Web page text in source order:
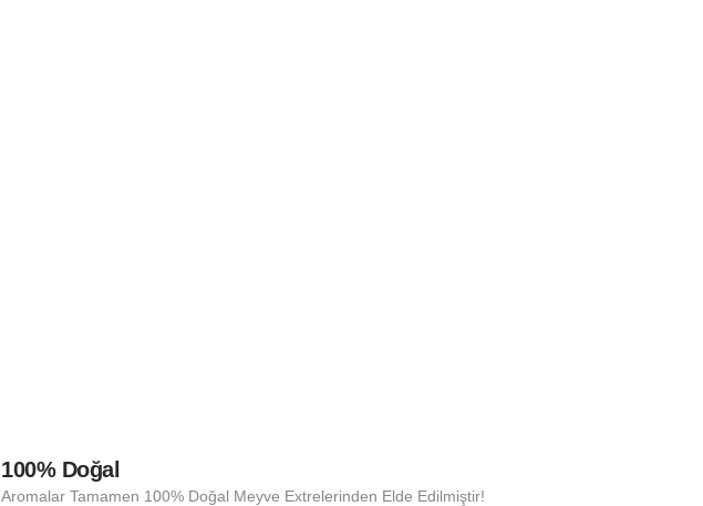
100% Doğal
Aromalar Tamamen 100% Doğal Meyve Extrelerinden Elde Edilmiştir!